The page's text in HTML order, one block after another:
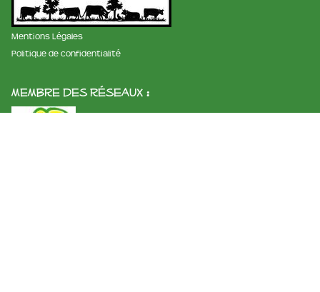
Mentions Légales
Politique de confidentialité
membre des réseaux :